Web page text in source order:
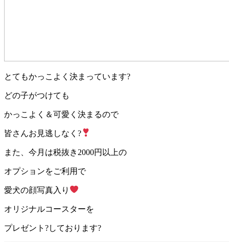
とてもかっこよく決まっています?
どの子がつけても
かっこよく＆可愛く決まるので
皆さんお見逃しなく?
また、今月は税抜き2000円以上の
オプションをご利用で
愛犬の顔写真入り
オリジナルコースターを
プレゼント?しております?